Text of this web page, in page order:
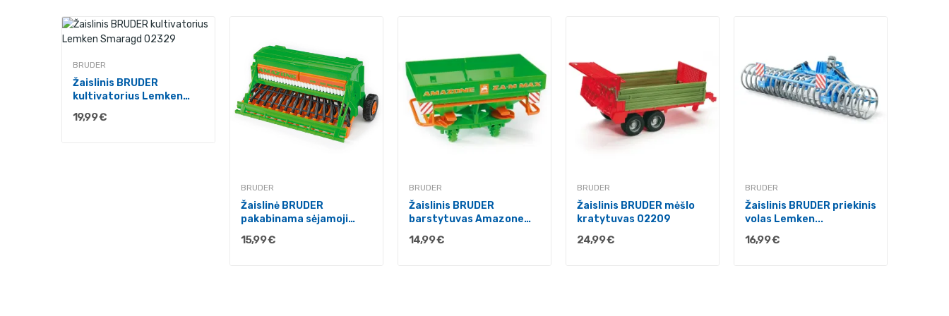
BRUDER
Žaislinis BRUDER
kultivatorius Lemken
19,99 €
BRUDER
Žaislinė BRUDER
pakabinama sėjamoji
15,99 €
BRUDER
Žaislinis BRUDER
barstytuvas Amazone
14,99 €
BRUDER
Žaislinis BRUDER mėšlo
kratytuvas 02209
24,99 €
BRUDER
Žaislinis BRUDER priekinis
volas Lemken...
16,99 €